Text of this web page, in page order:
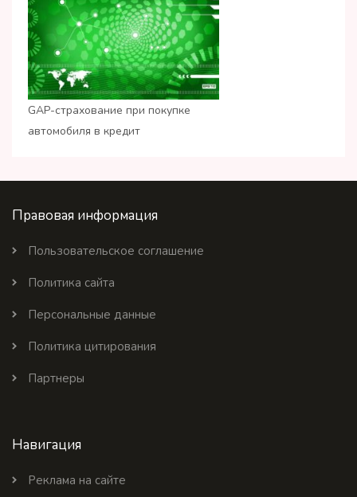
GAP-страхование при покупке
автомобиля в кредит
Правовая информация
Пользовательское соглашение
Политика сайта
Персональные данные
Политика цитирования
Партнеры
Навигация
Реклама на сайте